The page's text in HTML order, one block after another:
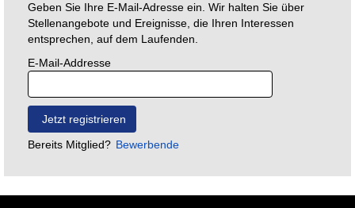
Geben Sie Ihre E-Mail-Adresse ein. Wir halten Sie über
Stellenangebote und Ereignisse, die Ihren Interessen
entsprechen, auf dem Laufenden.
E-Mail-Addresse
Bereits Mitglied? Bewerbende